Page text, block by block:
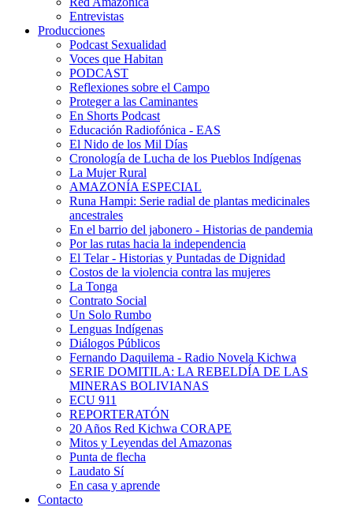
Entrevistas
Producciones
Podcast Sexualidad
Voces que Habitan
PODCAST
Reflexiones sobre el Campo
Proteger a las Caminantes
En Shorts Podcast
Educación Radiofónica - EAS
El Nido de los Mil Días
Cronología de Lucha de los Pueblos Indígenas
La Mujer Rural
AMAZONÍA ESPECIAL
Runa Hampi: Serie radial de plantas medicinales
ancestrales
En el barrio del jabonero - Historias de pandemia
Por las rutas hacia la independencia
El Telar - Historias y Puntadas de Dignidad
Costos de la violencia contra las mujeres
La Tonga
Contrato Social
Un Solo Rumbo
Lenguas Indígenas
Diálogos Públicos
Fernando Daquilema - Radio Novela Kichwa
SERIE DOMITILA: LA REBELDÍA DE LAS
MINERAS BOLIVIANAS
ECU 911
REPORTERATÓN
20 Años Red Kichwa CORAPE
Mitos y Leyendas del Amazonas
Punta de flecha
Laudato Sí
En casa y aprende
Contacto